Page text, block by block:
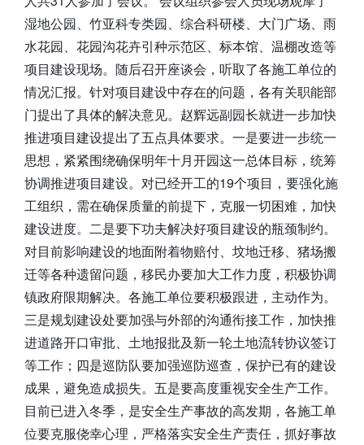
湿地公园、竹亚科专类园、综合科研楼、大门广场、雨
水花园、花园沟花卉引种示范区、标本馆、温棚改造等
项目建设现场。随后召开座谈会，听取了各施工单位的
情况汇报。针对项目建设中存在的问题，各有关职能部
门提出了具体的解决意见。赵辉远副园长就进一步加快
推进项目建设提出了五点具体要求。一是要进一步统一
思想，紧紧围绕确保明年十月开园这一总体目标，统筹
协调推进项目建设。对已经开工的19个项目，要强化施
工组织，需在确保质量的前提下，克服一切困难，加快
建设进度。二是要下功夫解决好项目建设的瓶颈制约。
对目前影响建设的地面附着物赔付、坟地迁移、猪场搬
迁等各种遗留问题，移民办要加大工作力度，积极协调
镇政府限期解决。各施工单位要积极跟进，主动作为。
三是规划建设处要加强与外部的沟通衔接工作，加快推
进道路开口审批、土地报批及新一轮土地流转协议签订
等工作；四是巡防队要加强巡防巡查，保护已有的建设
成果，避免造成损失。五是要高度重视安全生产工作。
目前已进入冬季，是安全生产事故的高发期，各施工单
位要克服侥幸心理，严格落实安全生产责任，抓好事故